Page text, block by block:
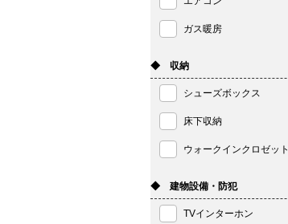
ガス暖房
◆ 収納
シューズボックス
床下収納
ウォークインクロゼット
◆ 建物設備・防犯
TVインターホン